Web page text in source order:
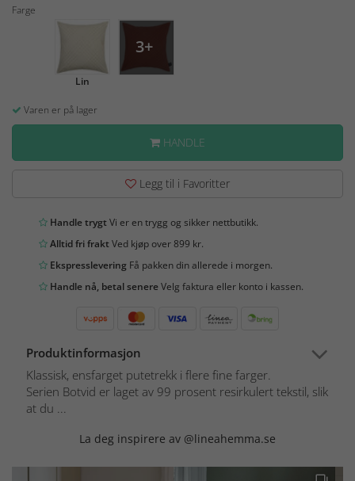
Farge
Lin
3+
Varen er på lager
HANDLE
Legg til i Favoritter
Handle trygtVi er en trygg og sikker nettbutikk.
Alltid fri fraktVed kjøp over 899 kr.
Ekspresslevering Få pakken din allerede i morgen.
Handle nå, betal senereVelg faktura eller konto i kassen.
Produktinformasjon
Klassisk, ensfarget putetrekk i flere fine farger.
Serien Botvid er laget av 99 prosent resirkulert tekstil, slik
at du ...
La deg inspirere av @lineahemma.se